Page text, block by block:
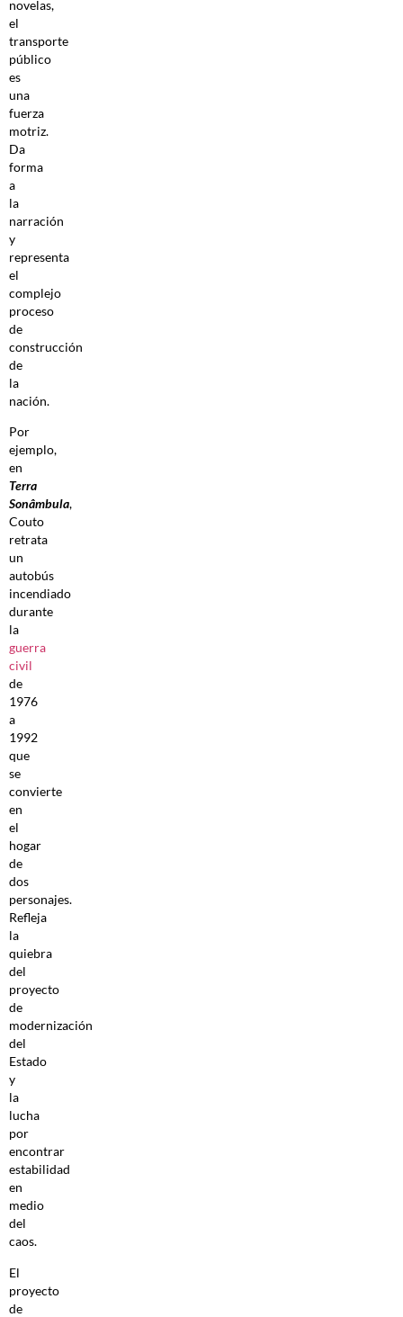
novelas,
el
transporte
público
es
una
fuerza
motriz.
Da
forma
a
la
narración
y
representa
el
complejo
proceso
de
construcción
de
la
nación.
Por
ejemplo,
en
Terra
Sonâmbula,
Couto
retrata
un
autobús
incendiado
durante
la
guerra
civil
de
1976
a
1992
que
se
convierte
en
el
hogar
de
dos
personajes.
Refleja
la
quiebra
del
proyecto
de
modernización
del
Estado
y
la
lucha
por
encontrar
estabilidad
en
medio
del
caos.
El
proyecto
de